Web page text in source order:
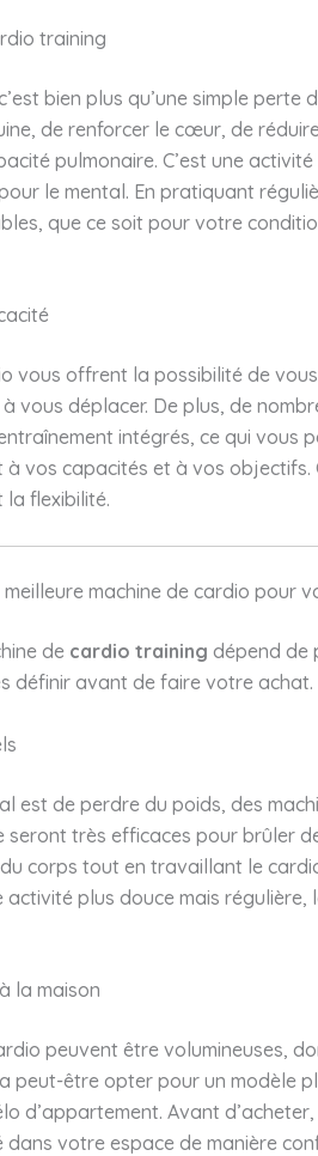
training
bien plus qu’une simple perte
de renforcer le cœur, de
pulmonaire. C’est une
le mental. En pratiquant
que ce soit pour votre
vous offrent la possibilité de
vous déplacer. De plus, de
intégrés, ce qui vous
vos capacités et à vos objectifs.
la flexibilité.
machine de cardio pour
de cardio training dépend de
définir avant de faire votre achat.
est de perdre du poids, des
très efficaces pour brûler
corps tout en travaillant le
activité plus douce mais régulière,
la maison
peuvent être volumineuses,
peut-être opter pour un modèle
d’appartement. Avant
votre espace de manière